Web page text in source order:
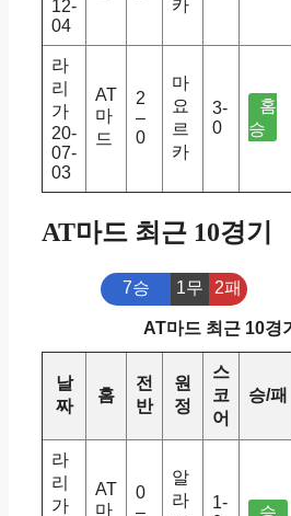
12-
04
카
라
리
가
20-
07-
03
AT
마
드
2
–
0
마
요
르
카
3-
0
홈
승
AT마드 최근 10경기
7승 1무 2패
AT마드 최근 10경
날
짜
홈
전
반
원
정
스
코
어
승/패
라
리
가
AT
마
0
–
알
라
1-
승